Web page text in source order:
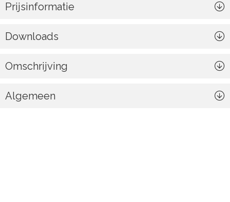
Prijsinformatie
Downloads
Omschrijving
Algemeen